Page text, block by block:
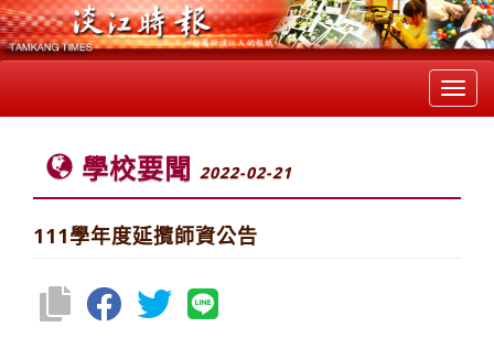
學校要聞 2022-02-21
111學年度延攬師資公告